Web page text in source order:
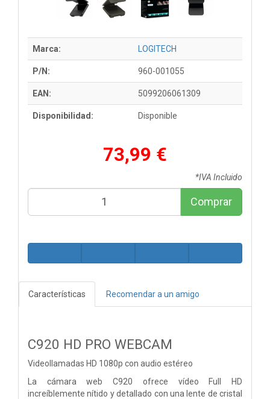
Marca: LOGITECH
P/N: 960-001055
EAN: 5099206061309
Disponibilidad: Disponible
73,99 €
*IVA Incluido
Comprar
Características Recomendar a un amigo
C920 HD PRO WEBCAM
Videollamadas HD 1080p con audio estéreo
La cámara web C920 ofrece vídeo Full HD
increíblemente nítido y detallado con una lente de cristal